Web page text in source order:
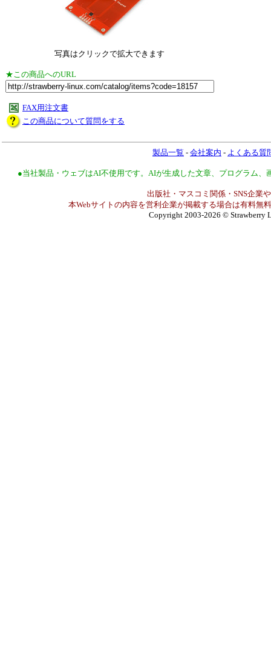
写真はクリックで拡大できます
★この商品へのURL
FAX用注文書
この商品について質問をする
製品一覧 - 会社案内 - よくある質
●当社製品・ウェブはAI不使用です。AIが生成した文章、プログラム
出版社・マスコミ関係・SNS企業
本Webサイトの内容を営利企業が掲載する場合は有料無
Copyright 2003-2026 © Strawberry